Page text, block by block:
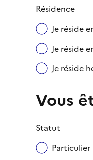
Résidence
Je réside
Je réside
Je réside
Vous
Statut
Particulier